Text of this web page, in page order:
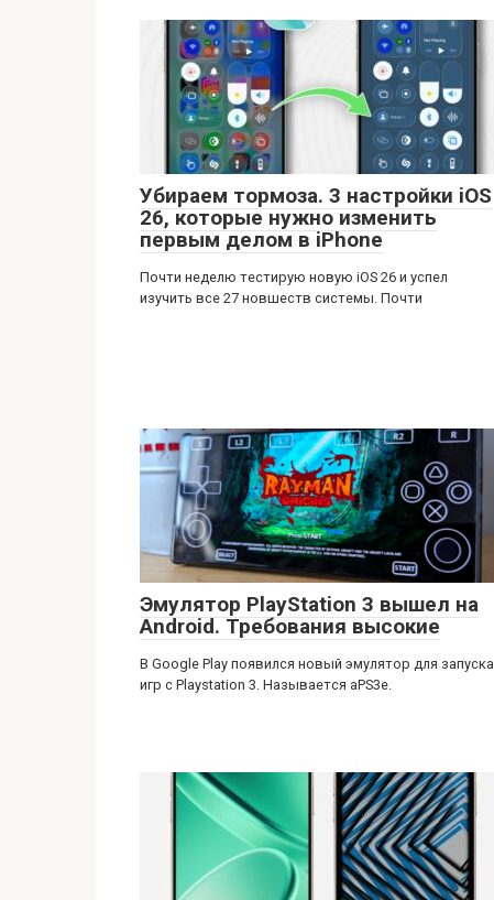
Убираем тормоза. 3 настройки iOS
26, которые нужно изменить
первым делом в iPhone
Почти неделю тестирую новую iOS 26 и успел
изучить все 27 новшеств системы. Почти
Эмулятор PlayStation 3 вышел на
Android. Требования высокие
В Google Play появился новый эмулятор для запуска
игр с Playstation 3. Называется aPS3e.